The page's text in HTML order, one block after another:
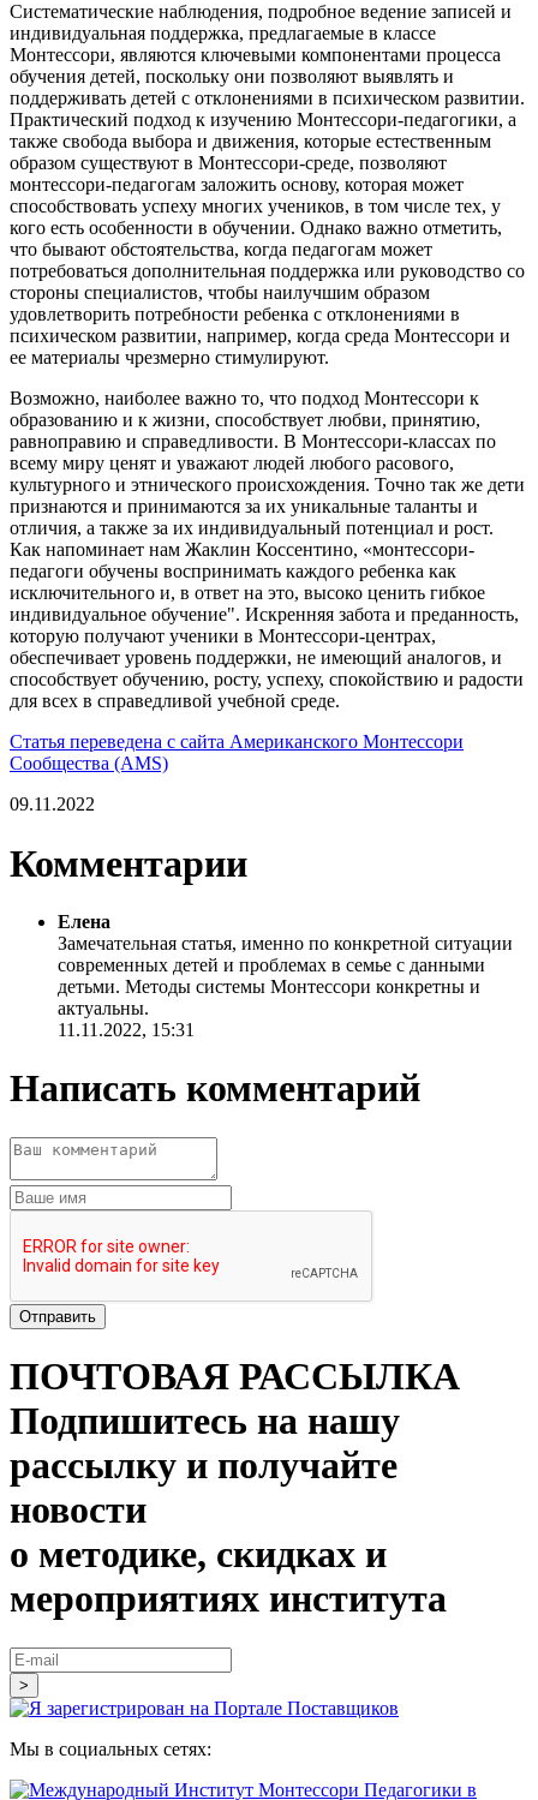
Систематические наблюдения, подробное ведение записей и
индивидуальная поддержка, предлагаемые в классе
Монтессори, являются ключевыми компонентами процесса
обучения детей, поскольку они позволяют выявлять и
поддерживать детей с отклонениями в психическом развитии.
Практический подход к изучению Монтессори-педагогики, а
также свобода выбора и движения, которые естественным
образом существуют в Монтессори-среде, позволяют
монтессори-педагогам заложить основу, которая может
способствовать успеху многих учеников, в том числе тех, у
кого есть особенности в обучении. Однако важно отметить,
что бывают обстоятельства, когда педагогам может
потребоваться дополнительная поддержка или руководство со
стороны специалистов, чтобы наилучшим образом
удовлетворить потребности ребенка с отклонениями в
психическом развитии, например, когда среда Монтессори и
ее материалы чрезмерно стимулируют.
Возможно, наиболее важно то, что подход Монтессори к
образованию и к жизни, способствует любви, принятию,
равноправию и справедливости. В Монтессори-классах по
всему миру ценят и уважают людей любого расового,
культурного и этнического происхождения. Точно так же дети
признаются и принимаются за их уникальные таланты и
отличия, а также за их индивидуальный потенциал и рост.
Как напоминает нам Жаклин Коссентино, «монтессори-
педагоги обучены воспринимать каждого ребенка как
исключительного и, в ответ на это, высоко ценить гибкое
индивидуальное обучение". Искренняя забота и преданность,
которую получают ученики в Монтессори-центрах,
обеспечивает уровень поддержки, не имеющий аналогов, и
способствует обучению, росту, успеху, спокойствию и радости
для всех в справедливой учебной среде.
Статья переведена с сайта Американского Монтессори
Сообщества (AMS)
09.11.2022
Комментарии
Елена
Замечательная статья, именно по конкретной ситуации
современных детей и проблемах в семье с данными
детьми. Методы системы Монтессори конкретны и
актуальны.
11.11.2022, 15:31
Написать комментарий
ПОЧТОВАЯ РАССЫЛКА
Подпишитесь на нашу
рассылку и получайте
новости
о методике, скидках и
мероприятиях института
Mы в социальных сетях: